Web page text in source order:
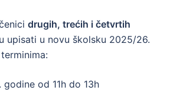
drugih, trećih i četvrtih
upisati u novu školsku 2025/26.
godine od 11h do 13h